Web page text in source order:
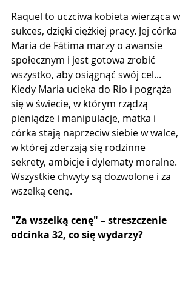
Raquel to uczciwa kobieta wierząca w
sukces, dzięki ciężkiej pracy. Jej córka
Maria de Fátima marzy o awansie
społecznym i jest gotowa zrobić
wszystko, aby osiągnąć swój cel...
Kiedy Maria ucieka do Rio i pogrąża
się w świecie, w którym rządzą
pieniądze i manipulacje, matka i
córka stają naprzeciw siebie w walce,
w której zderzają się rodzinne
sekrety, ambicje i dylematy moralne.
Wszystkie chwyty są dozwolone i za
wszelką cenę.
"Za wszelką cenę" – streszczenie
odcinka 32, co się wydarzy?